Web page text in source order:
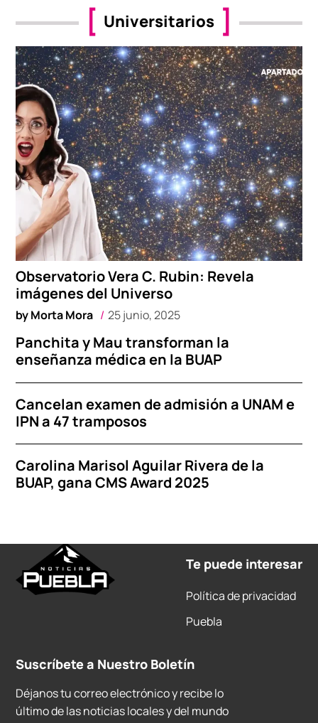
Universitarios
Observatorio Vera C. Rubin: Revela
imágenes del Universo
byMorta Mora 25 junio, 2025
Panchita y Mau transforman la
enseñanza médica en la BUAP
Cancelan examen de admisión a UNAM e
IPN a 47 tramposos
Carolina Marisol Aguilar Rivera de la
BUAP, gana CMS Award 2025
Te puede interesar
Política de privacidad
Puebla
Suscríbete a Nuestro Boletín
Déjanos tu correo electrónico y recibe lo
último de las noticias locales y del mundo